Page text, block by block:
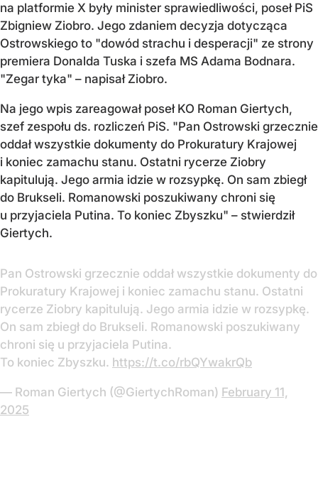
na platformie X były minister sprawiedliwości, poseł PiS
Zbigniew Ziobro. Jego zdaniem decyzja dotycząca
Ostrowskiego to "dowód strachu i desperacji" ze strony
premiera Donalda Tuska i szefa MS Adama Bodnara.
"Zegar tyka" – napisał Ziobro.
Na jego wpis zareagował poseł KO Roman Giertych,
szef zespołu ds. rozliczeń PiS. "Pan Ostrowski grzecznie
oddał wszystkie dokumenty do Prokuratury Krajowej
i koniec zamachu stanu. Ostatni rycerze Ziobry
kapitulują. Jego armia idzie w rozsypkę. On sam zbiegł
do Brukseli. Romanowski poszukiwany chroni się
u przyjaciela Putina. To koniec Zbyszku" – stwierdził
Giertych.
Pan Ostrowski grzecznie oddał wszystkie dokumenty do
Prokuratury Krajowej i koniec zamachu stanu. Ostatni
rycerze Ziobry kapitulują. Jego armia idzie w rozsypkę.
On sam zbiegł do Brukseli. Romanowski poszukiwany
chroni się u przyjaciela Putina.
To koniec Zbyszku. https://t.co/rbQYwakrQb
— Roman Giertych (@GiertychRoman) February 11,
2025